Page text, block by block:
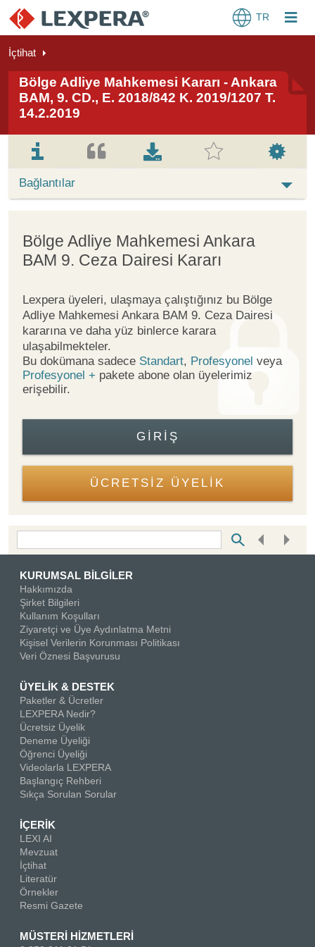
TR
İçtihat
Bölge Adliye Mahkemesi Kararı - Ankara
BAM, 9. CD., E. 2018/842 K. 2019/1207 T.
14.2.2019
Bağlantılar
Bölge Adliye Mahkemesi Ankara
BAM 9. Ceza Dairesi Kararı
Lexpera üyeleri, ulaşmaya çalıştığınız bu Bölge
Adliye Mahkemesi Ankara BAM 9. Ceza Dairesi
kararına ve daha yüz binlerce karara
ulaşabilmekteler.
Bu dokümana sadece Standart, Profesyonel veya
Profesyonel + pakete abone olan üyelerimiz
erişebilir.
GIRIŞ
ÜCRETSİZ ÜYELİK
KURUMSAL BİLGİLER
Hakkımızda
Şirket Bilgileri
Kullanım Koşulları
Ziyaretçi ve Üye Aydınlatma Metni
Kişisel Verilerin Korunması Politikası
Veri Öznesi Başvurusu
ÜYELİK & DESTEK
Paketler & Ücretler
LEXPERA Nedir?
Ücretsiz Üyelik
Deneme Üyeliği
Öğrenci Üyeliği
Videolarla LEXPERA
Başlangıç Rehberi
Sıkça Sorulan Sorular
İÇERİK
LEXI AI
Mevzuat
İçtihat
Literatür
Örnekler
Resmi Gazete
MÜSTERİ HİZMETLERİ